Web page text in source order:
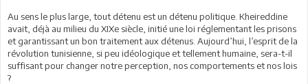
Au sens le plus large, tout détenu est un détenu politique. Kheireddine
avait, déjà au milieu du XIXe siècle, initié une loi réglementant les prisons
et garantissant un bon traitement aux détenus. Aujourd’hui, l’esprit de la
révolution tunisienne, si peu idéologique et tellement humaine, sera-t-il
suffisant pour changer notre perception, nos comportements et nos lois
?